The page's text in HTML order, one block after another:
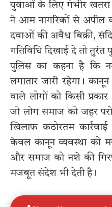
युवाओं के लिए गंभीर खतरा
ने आम नागरिकों से अपील
दवाओं की अवैध बिक्री,
गतिविधि दिखाई दे तो तुरंत
पुलिस का कहना है कि
लगातार जारी रहेगा।
वाले लोगों को किसी
जो लोग समाज को जहर
खिलाफ कठोरतम
केवल कानून व्यवस्था को
और समाज को नशे की
मजबूत संदेश भी देती है।